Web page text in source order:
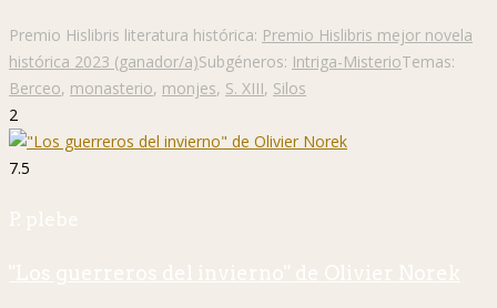
Premio Hislibris literatura histórica: Premio Hislibris mejor novela
histórica 2023 (ganador/a)Subgéneros: Intriga-MisterioTemas:
Berceo, monasterio, monjes, S. XIII, Silos
2
7.5
P. plebe
"Los guerreros del invierno" de Olivier Norek